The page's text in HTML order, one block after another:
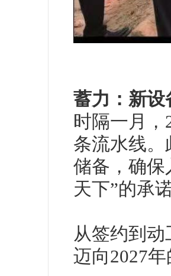
蓄力：新设
时隔一月，
条流水线
储备，确保
天下”的承
从签约到
迈向2027